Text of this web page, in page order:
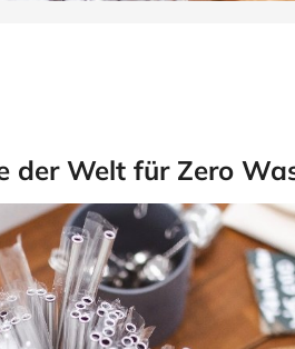
der Welt für Zero